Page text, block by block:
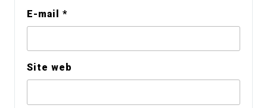
E-mail *
Site web